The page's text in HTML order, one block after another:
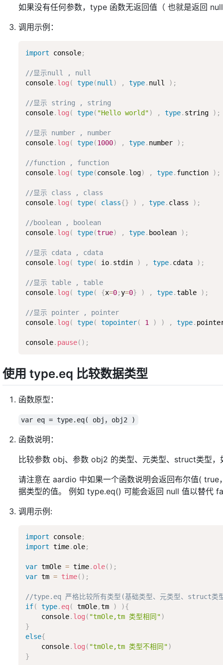
如果没有任何参数，type 函数无返回值（ 也就是返回
调用示例：
import console;
//显示null , null
console. log ( type(null ) , type. null ) ;
//显示 string , string
console. log ( type( "Hello world") , type. string ) ;
//显示 number , number
console. log ( type(1000) , type. number ) ;
//function , function
console. log ( type(console. log) , type. function ) ;
//显示 class , class
console. log ( type( class{} ) , type. class ) ;
//boolean , boolean
console. log ( type(true) , type. boolean ) ;
//显示 cdata , cdata
console. log ( type( io. stdin ) , type. cdata ) ;
//显示 table , table
console. log ( type( {x=0;y=0} ) , type.table ) ;
//显示 pointer , pointer
console. log ( type( topointer( 1 ) ) , type.
console. pause( ) ;
使用 type.eq 比较数据类型
函数原型：
var eq = type.eq( obj，obj2 )
函数说明：
比较参数 obj、参数 obj2 的类型、元类型、struct类型
请注意在 aardio 中如果一个函数说明会返回布尔值(
据类型的值。 例如 type.eq() 可能会返回 null 值以替代
调用示例:
import console;
import time. ole;
var tmOle = time. ole( ) ;
var tm = time( ) ;
//type.eq 严格比较所有类型(基础类型、元类型、struct类
if( type. eq( tmOle,tm ) ){
    console
. log ( "tmOle,tm 类型相同")
}
else{
    console
. log ( "tmOle,tm 类型不相同")
}